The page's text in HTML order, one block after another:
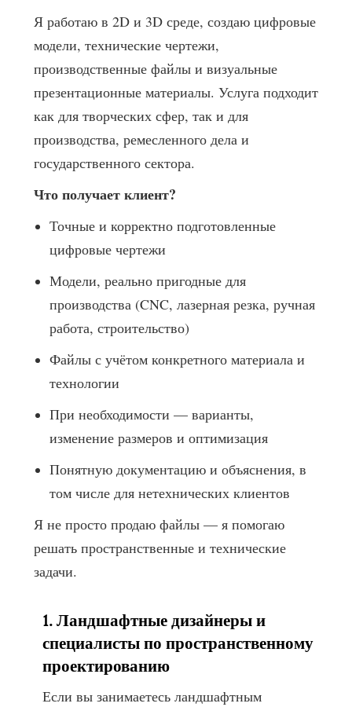
Я работаю в 2D и 3D среде, создаю цифровые
модели, технические чертежи,
производственные файлы и визуальные
презентационные материалы. Услуга подходит
как для творческих сфер, так и для
производства, ремесленного дела и
государственного сектора.
Что получает клиент?
Точные и корректно подготовленные
цифровые чертежи
Модели, реально пригодные для
производства (CNC, лазерная резка, ручная
работа, строительство)
Файлы с учётом конкретного материала и
технологии
При необходимости — варианты,
изменение размеров и оптимизация
Понятную документацию и объяснения, в
том числе для нетехнических клиентов
Я не просто продаю файлы — я помогаю
решать пространственные и технические
задачи.
1. Ландшафтные дизайнеры и
специалисты по пространственному
проектированию
Если вы занимаетесь ландшафтным